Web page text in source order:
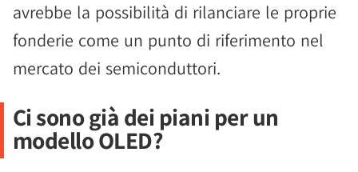
avrebbe la possibilità di rilanciare le proprie
fonderie come un punto di riferimento nel
mercato dei semiconduttori.
Ci sono già dei piani per un
modello OLED?